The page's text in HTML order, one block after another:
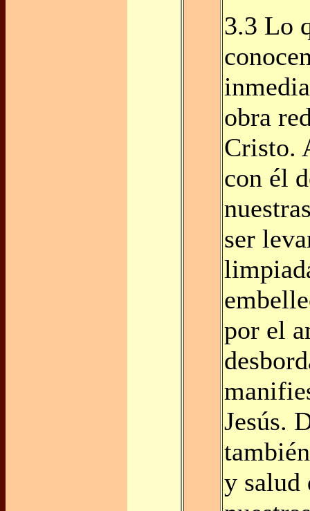
3.3 Lo
obra
Cristo.
con él
ser
por el
Jesús.
y salud